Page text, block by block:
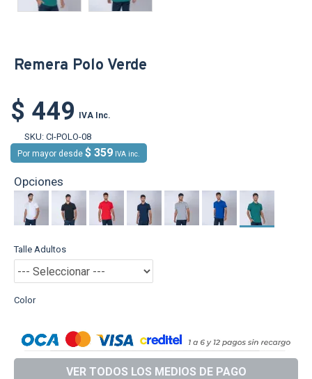
Remera Polo Verde
$ 449 IVA Inc.
SKU: CI-POLO-08
Por mayor desde $ 359 IVA inc.
Opciones
Talle Adultos
Color
VER TODOS LOS MEDIOS DE PAGO